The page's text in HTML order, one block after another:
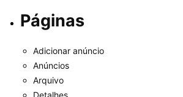
Páginas
Adicionar anúncio
Anúncios
Arquivo
Detalhes